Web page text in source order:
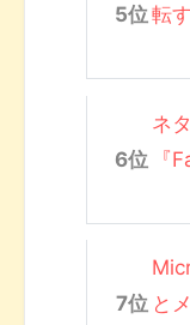
転
ネ
『
と